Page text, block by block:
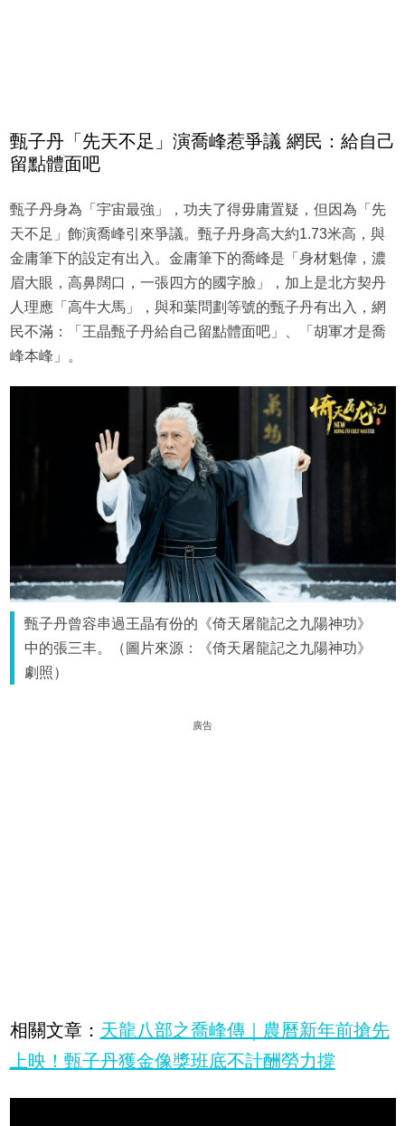
甄子丹「先天不足」演喬峰惹爭議 網民：給自己
留點體面吧
甄子丹身為「宇宙最強」，功夫了得毋庸置疑，但因為「先
天不足」飾演喬峰引來爭議。甄子丹身高大約1.73米高，與
金庸筆下的設定有出入。金庸筆下的喬峰是「身材魁偉，濃
眉大眼，高鼻闊口，一張四方的國字臉」，加上是北方契丹
人理應「高牛大馬」，與和葉問劃等號的甄子丹有出入，網
民不滿：「王晶甄子丹給自己留點體面吧」、「胡軍才是喬
峰本峰」。
甄子丹曾容串過王晶有份的《倚天屠龍記之九陽神功》
中的張三丰。（圖片來源：《倚天屠龍記之九陽神功》
劇照）
廣告
相關文章： 天龍八部之喬峰傳｜農曆新年前搶先
上映！甄子丹獲金像獎班底不計酬勞力撐